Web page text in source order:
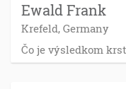
Ewald Frank
Krefeld, Germany
Čo je výsledkom